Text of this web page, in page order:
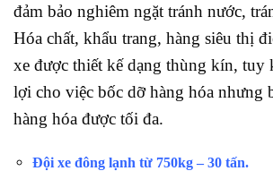
đảm bảo nghiêm ngặt tránh nước,
Hóa chất, khẩu trang, hàng siêu thị
xe được thiết kế dạng thùng kín, tuy
lợi cho việc bốc dỡ hàng hóa nhưng
hàng hóa được tối đa.
Đội xe đông lạnh từ 750kg – 30 tấn.